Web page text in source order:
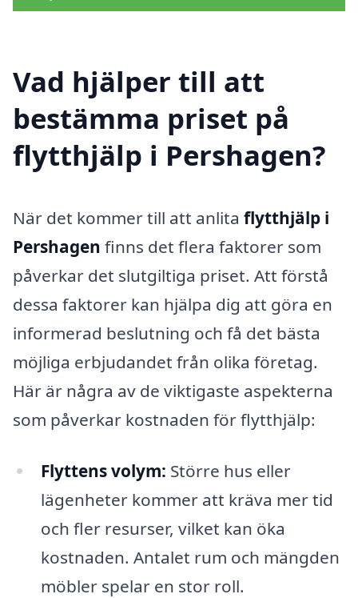
Vad hjälper till att
bestämma priset på
flytthjälp i Pershagen?
När det kommer till att anlita flytthjälp i
Pershagen finns det flera faktorer som
påverkar det slutgiltiga priset. Att förstå
dessa faktorer kan hjälpa dig att göra en
informerad beslutning och få det bästa
möjliga erbjudandet från olika företag.
Här är några av de viktigaste aspekterna
som påverkar kostnaden för flytthjälp:
Flyttens volym: Större hus eller
lägenheter kommer att kräva mer tid
och fler resurser, vilket kan öka
kostnaden. Antalet rum och mängden
möbler spelar en stor roll.